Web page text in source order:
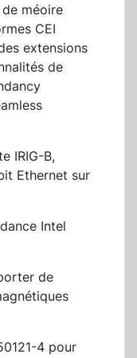
méoire
CEI
extensions
de
IRIG-B,
Ethernet sur
Intel
de
4 pour